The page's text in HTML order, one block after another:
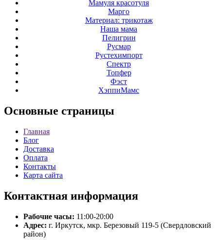
Мамуля красотуля
Марго
Материал: трикотаж
Наша мама
Пелигрин
Русмар
Рустехимпорт
Спектр
Топфер
Фэст
ХэппиМамс
Основные страницы
Главная
Блог
Доставка
Оплата
Контакты
Карта сайта
Контактная информация
Рабочие часы: 11:00-20:00
Адрес: г. Иркутск, мкр. Березовый 119-5 (Свердловский
район)